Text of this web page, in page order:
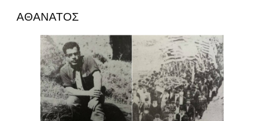
ΑΘΑΝΑΤΟΣ